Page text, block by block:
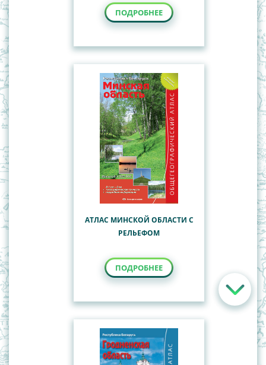
ПОДРОБНЕЕ
АТЛАС МИНСКОЙ ОБЛАСТИ С
РЕЛЬЕФОМ
ПОДРОБНЕЕ